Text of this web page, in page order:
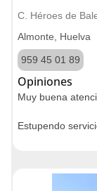
C. Héroes de
Almonte, Huelva
959 45 01 89
Opiniones
Muy buena
Estupendo